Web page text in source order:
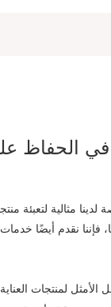
في الحفاظ
فإننا نقدم أيضًا